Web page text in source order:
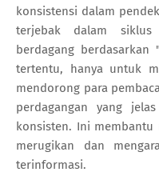
konsistensi dalam
terjebak dalam
berdagang
tertentu, hanya untuk
mendorong para
perdagangan yang
konsisten. Ini membantu
merugikan dan
terinformasi.